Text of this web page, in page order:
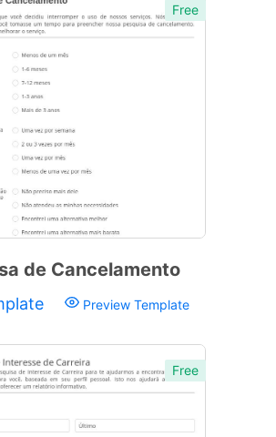
Free
de Cancelamento
Preview Template
Free